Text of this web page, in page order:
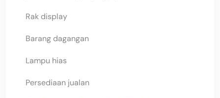
Rak display
Barang dagangan
Lampu hias
Persediaan jualan